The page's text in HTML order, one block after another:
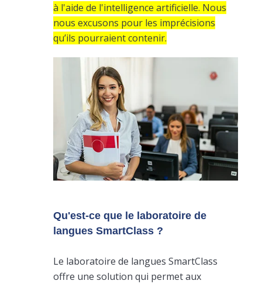
à l'aide de l'intelligence artificielle. Nous
nous excusons pour les imprécisions
qu’ils pourraient contenir.
Qu'est-ce que le laboratoire de
langues SmartClass ?
Le laboratoire de langues SmartClass
offre une solution qui permet aux